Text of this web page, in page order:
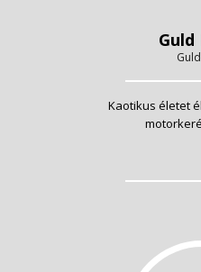
Kaotikus életet